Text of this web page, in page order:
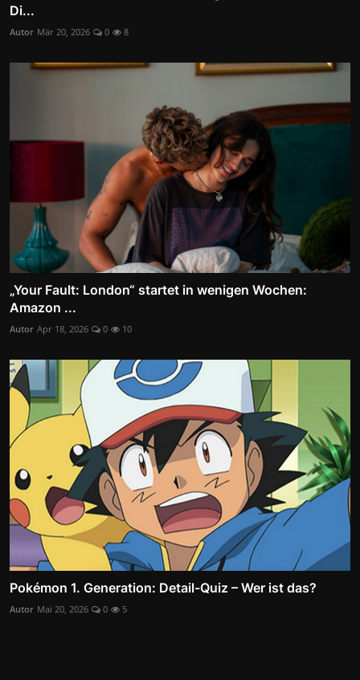
Di...
Autor Mär 20, 2026 0 8
„Your Fault: London“ startet in wenigen Wochen:
Amazon ...
Autor Apr 18, 2026 0 10
Pokémon 1. Generation: Detail-Quiz – Wer ist das?
Autor Mai 20, 2026 0 5